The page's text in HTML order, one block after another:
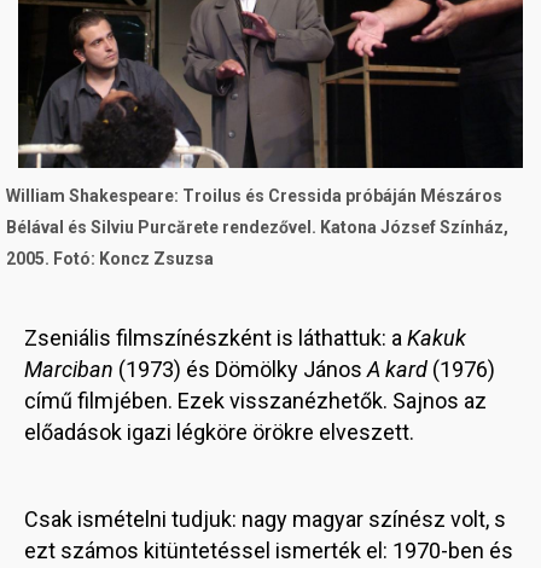
William Shakespeare: Troilus és Cressida próbáján Mészáros
Bélával és Silviu Purcărete rendezővel. Katona József Színház,
2005. Fotó: Koncz Zsuzsa
Zseniális filmszínészként is láthattuk: aKakuk
Marciban (1973) és Dömölky JánosA kard (1976)
című filmjében. Ezek visszanézhetők. Sajnos az
előadások igazi légköre örökre elveszett.
Csak ismételni tudjuk: nagy magyar színész volt, s
ezt számos kitüntetéssel ismerték el: 1970-ben és